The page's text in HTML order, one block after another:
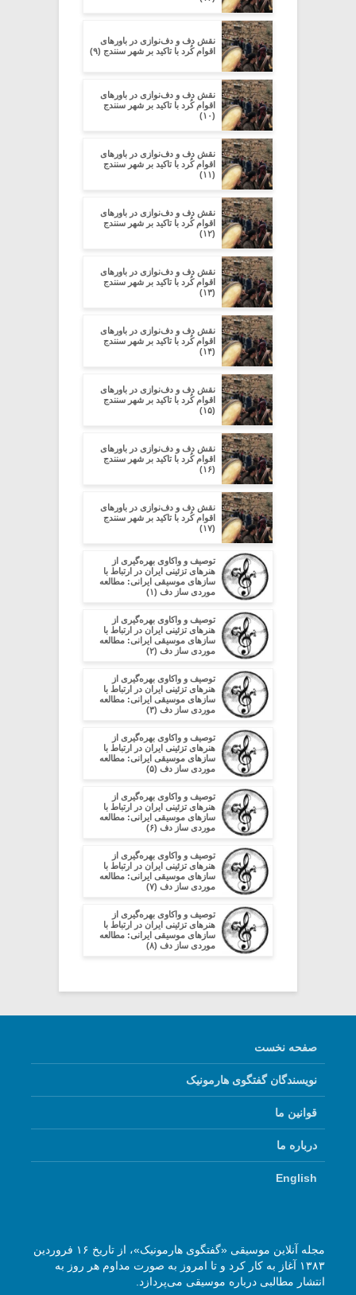
نقش دف و دف‌نوازی در باورهای
اقوام کُرد با تاکید بر شهر سنندج (۹)
نقش دف و دف‌نوازی در باورهای
اقوام کُرد با تاکید بر شهر سنندج
(۱۰)
نقش دف و دف‌نوازی در باورهای
اقوام کُرد با تاکید بر شهر سنندج
(۱۱)
نقش دف و دف‌نوازی در باورهای
اقوام کُرد با تاکید بر شهر سنندج
(۱۲)
نقش دف و دف‌نوازی در باورهای
اقوام کُرد با تاکید بر شهر سنندج
(۱۳)
نقش دف و دف‌نوازی در باورهای
اقوام کُرد با تاکید بر شهر سنندج
(۱۴)
نقش دف و دف‌نوازی در باورهای
اقوام کُرد با تاکید بر شهر سنندج
(۱۵)
نقش دف و دف‌نوازی در باورهای
اقوام کُرد با تاکید بر شهر سنندج
(۱۶)
نقش دف و دف‌نوازی در باورهای
اقوام کُرد با تاکید بر شهر سنندج
(۱۷)
توصیف و واکاوی بهره‌گیری از
هنرهای تزئینی ایران در ارتباط با
سازهای موسیقی ایرانی: مطالعه
موردی ساز دف (۱)
توصیف و واکاوی بهره‌گیری از
هنرهای تزئینی ایران در ارتباط با
سازهای موسیقی ایرانی: مطالعه
موردی ساز دف (۲)
توصیف و واکاوی بهره‌گیری از
هنرهای تزئینی ایران در ارتباط با
سازهای موسیقی ایرانی: مطالعه
موردی ساز دف (۳)
توصیف و واکاوی بهره‌گیری از
هنرهای تزئینی ایران در ارتباط با
سازهای موسیقی ایرانی: مطالعه
موردی ساز دف (۵)
توصیف و واکاوی بهره‌گیری از
هنرهای تزئینی ایران در ارتباط با
سازهای موسیقی ایرانی: مطالعه
موردی ساز دف (۶)
توصیف و واکاوی بهره‌گیری از
هنرهای تزئینی ایران در ارتباط با
سازهای موسیقی ایرانی: مطالعه
موردی ساز دف (۷)
توصیف و واکاوی بهره‌گیری از
هنرهای تزئینی ایران در ارتباط با
سازهای موسیقی ایرانی: مطالعه
موردی ساز دف (۸)
صفحه نخست
نویسندگان گفتگوی هارمونیک
قوانین ما
درباره ما
English
مجله آنلاین موسیقی «گفتگوی هارمونیک»، از تاریخ ۱۶ فروردین
۱۳۸۳ آغاز به کار کرد و تا امروز به صورت مداوم هر روز به
انتشار مطالبی درباره موسیقی می‌پردازد.